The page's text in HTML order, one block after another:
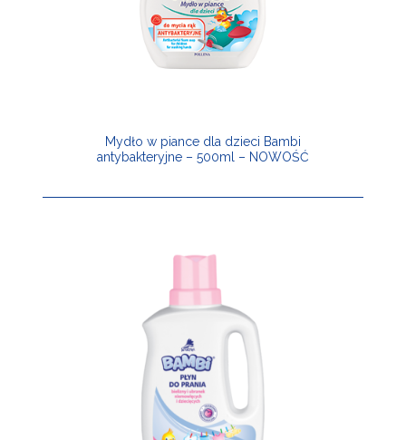
Mydło w piance dla dzieci Bambi
antybakteryjne – 500ml – NOWOŚĆ